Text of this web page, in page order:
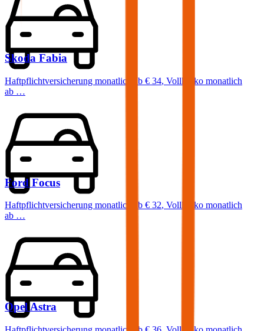
Skoda Fabia
Haftpflichtversicherung monatlich ab € 34, Vollkasko monatlich
ab …
Ford Focus
Haftpflichtversicherung monatlich ab € 32, Vollkasko monatlich
ab …
Opel Astra